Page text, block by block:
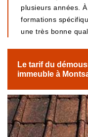
plusieurs années.
formations
une très bonne
Le tarif du
immeuble à